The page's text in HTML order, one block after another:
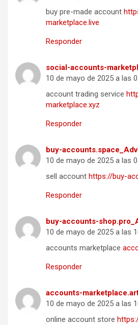
buy pre-made account
marketplace.live
Responder
social-accounts-
10 de mayo de 2025 a las
account trading service
marketplace.xyz
Responder
buy-
10 de mayo de 2025 a las
sell account https://buy-
Responder
buy-accounts-
10 de mayo de 2025 a las
accounts marketplace
Responder
accounts-
10 de mayo de 2025 a las
online account store